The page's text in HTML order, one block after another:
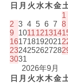
日 月 火 水木金
1
2 3 4 5 6 7 8
9
1011121314
161718192021
232425262728
3031
2026年9月
日 月 火 水木金